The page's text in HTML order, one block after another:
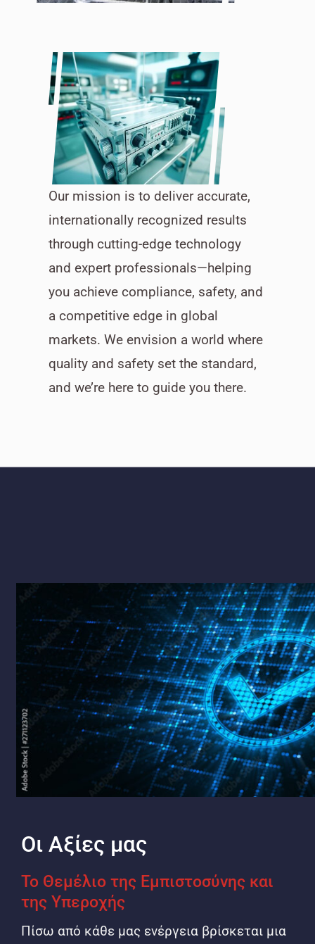
Our mission is to deliver accurate,
internationally recognized results
through cutting-edge technology
and expert professionals—helping
you achieve compliance, safety, and
a competitive edge in global
markets. We envision a world where
quality and safety set the standard,
and we’re here to guide you there.
Οι Αξίες μας
Το Θεμέλιο της Εμπιστοσύνης και
της Υπεροχής
Πίσω από κάθε μας ενέργεια βρίσκεται μια